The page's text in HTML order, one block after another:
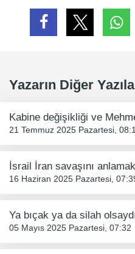
Yazarın Diğer
Kabine değişikliği ve
21 Temmuz 2025 Pazartesi,
İsrail İran savaşını anlamak
16 Haziran 2025 Pazartesi,
Ya bıçak ya da silah olsaydı
05 Mayıs 2025 Pazartesi, 07:32